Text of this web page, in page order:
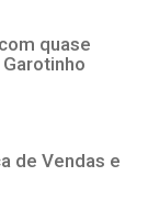
quase
de Vendas e